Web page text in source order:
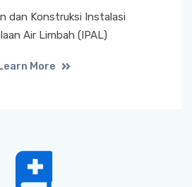
dan Konstruksi Instalasi
Air Limbah (IPAL)
More